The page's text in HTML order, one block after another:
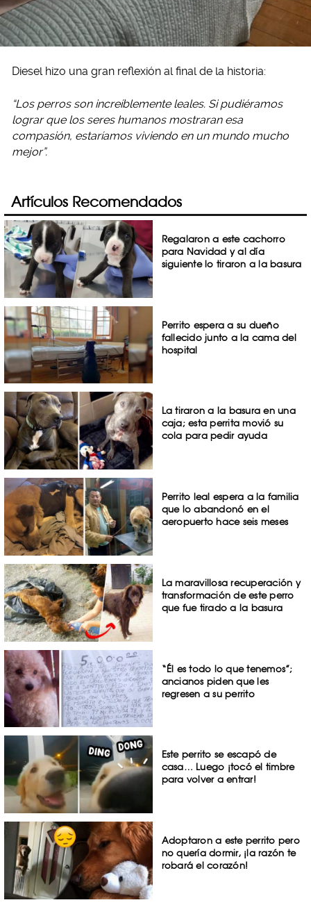
Diesel hizo una gran reflexión al final de la historia:
“Los perros son increíblemente leales. Si pudiéramos
lograr que los seres humanos mostraran esa
compasión, estaríamos viviendo en un mundo mucho
mejor”.
Artículos Recomendados
Regalaron a este cachorro
para Navidad y al día
siguiente lo tiraron a la basura
Perrito espera a su dueño
fallecido junto a la cama del
hospital
La tiraron a la basura en una
caja; esta perrita movió su
cola para pedir ayuda
Perrito leal espera a la familia
que lo abandonó en el
aeropuerto hace seis meses
La maravillosa recuperación y
transformación de este perro
que fue tirado a la basura
“Él es todo lo que tenemos”;
ancianos piden que les
regresen a su perrito
Este perrito se escapó de
casa… Luego ¡tocó el timbre
para volver a entrar!
Adoptaron a este perrito pero
no quería dormir, ¡la razón te
robará el corazón!